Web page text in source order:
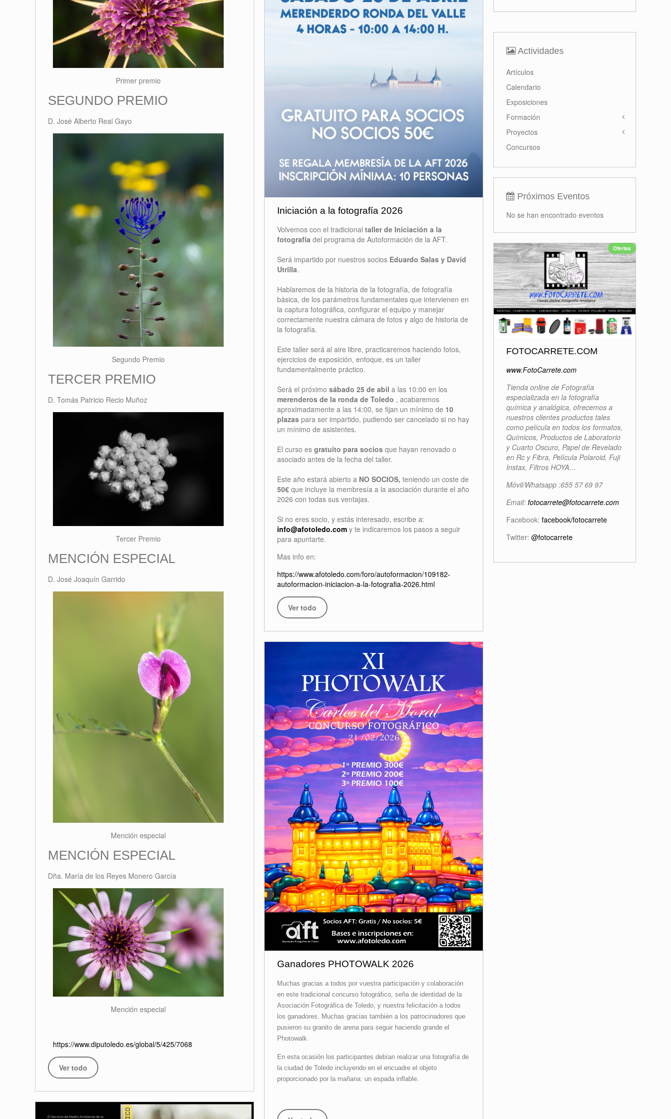
Primer premio
SEGUNDO PREMIO
D. José Alberto Real Gayo
Segundo Premio
TERCER PREMIO
D. Tomás Patricio Recio Muñoz
Tercer Premio
MENCIÓN ESPECIAL
D. José Joaquín Garrido
Mención especial
MENCIÓN ESPECIAL
Dña. María de los Reyes Monero García
Mención especial
https://www.diputoledo.es/global/5/425/7068
Ver todo
Iniciación a la fotografía 2026
Volvemos con el tradicional taller de Iniciación a la
fotografía del programa de Autoformación de la AFT.
Será impartido por nuestros socios Eduardo Salas y David
Utrilla.
Hablaremos de la historia de la fotografía, de fotografía
básica, de los parámetros fundamentales que intervienen en
la captura fotográfica, configurar el equipo y manejar
correctamente nuestra cámara de fotos y algo de historia de
la fotografía.
Este taller será al aire libre, practicaremos haciendo fotos,
ejercicios de exposición, enfoque, es un taller
fundamentalmente práctico.
Será el próximo sábado 25 de abil a las 10:00 en los
merenderos de la ronda de Toledo , acabaremos
aproximadamente a las 14:00, se fijan un mínimo de 10
plazas para ser impartido, pudiendo ser cancelado si no hay
un mínimo de asistentes.
El curso es gratuito para socios que hayan renovado o
asociado antes de la fecha del taller.
Este año estará abierto a NO SOCIOS, teniendo un coste de
50€ que incluye la membresía a la asociación durante el año
2026 con todas sus ventajas.
Si no eres socio, y estás interesado, escribe a:
info@afotoledo.com y te indicaremos los pasos a seguir
para apuntarte.
Mas info en:
https://www.afotoledo.com/foro/autoformacion/109182-
autoformacion-iniciacion-a-la-fotografia-2026.html
Ver todo
Ganadores PHOTOWALK 2026
Muchas gracias a todos por vuestra participación y colaboración
en este tradicional concurso fotográfico, seña de identidad de la
Asociación Fotográfica de Toledo, y nuestra felicitación a todos
los ganadores. Muchas gracias también a los patrocinadores que
pusieron su granito de arena para seguir haciendo grande el
Photowalk.
En esta ocasión los participantes debían realizar una fotografía de
la ciudad de Toledo incluyendo en el encuadre el objeto
proporcionado por la mañana: un espada inflable.
Actividades
Artículos
Calendario
Exposiciones
Formación
Proyectos
Concursos
Próximos Eventos
No se han encontrado eventos
Ofertas
FOTOCARRETE.COM
www.FotoCarrete.com
Tienda online de Fotografía
especializada en la fotografía
química y analógica, ofrecemos a
nuestros clientes productos tales
como película en todos los formatos,
Químicos, Productos de Laboratorio
y Cuarto Oscuro, Papel de Revelado
en Rc y Fibra, Película Polaroid, Fuji
Instax, Filtros HOYA…
Móvil/Whatsapp :655 57 69 97
Email: fotocarrete@fotocarrete.com
Facebook: facebook/fotocarrete
Twitter: @fotocarrete